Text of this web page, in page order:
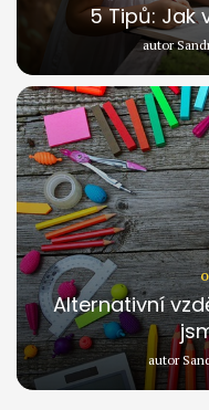
5 Tipů: Jak
autor
Alternativní
autor